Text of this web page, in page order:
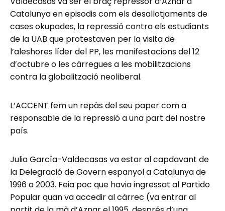
Catalunya en episodis com els desallotjaments de
cases okupades, la repressió contra els estudiants
de la UAB que protestaven per la visita de
l’aleshores líder del PP, les manifestacions del 12
d’octubre o les càrregues a les mobilitzacions
contra la globalització neoliberal.
L’ACCENT fem un repàs del seu paper com a
responsable de la repressió a una part del nostre
país.
Julia García-Valdecasas va estar al capdavant de
la Delegració de Govern espanyol a Catalunya de
1996 a 2003. Feia poc que havia ingressat al Partido
Popular quan va accedir al càrrec (va entrar al